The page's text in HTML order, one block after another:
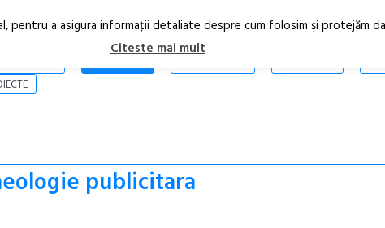
STIRI
publicitara
pentru a asigura informaţii detaliate despre cum folosim şi protejăm
Citeste mai mult